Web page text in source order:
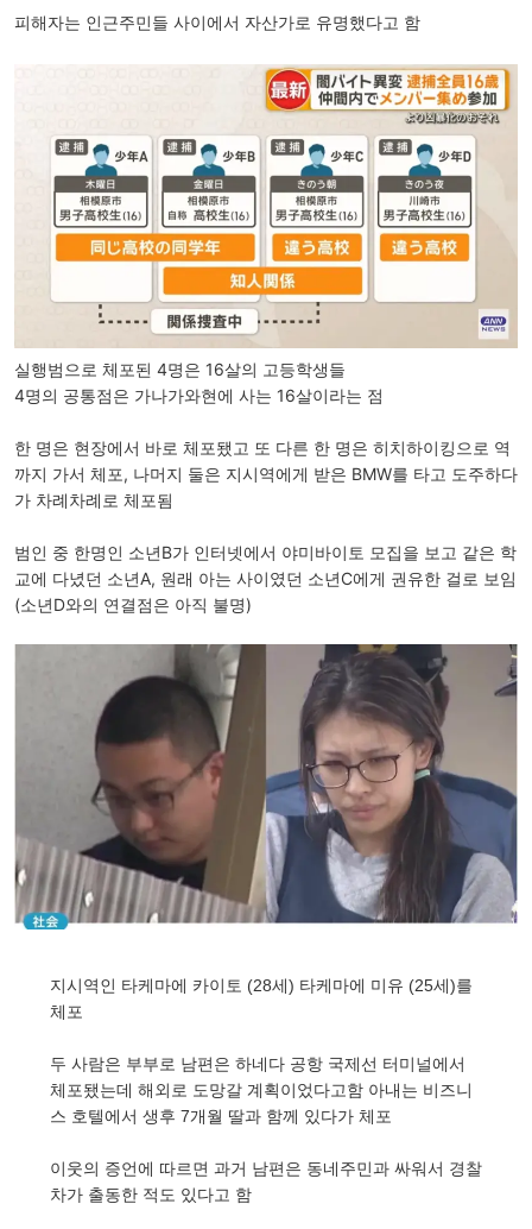
피해자는 인근주민들 사이에서 자산가로 유명했다고 함
실행범으로 체포된 4명은 16살의 고등학생들
4명의 공통점은 가나가와현에 사는 16살이라는 점
한 명은 현장에서 바로 체포됐고 또 다른 한 명은 히치하이킹으로 역
까지 가서 체포, 나머지 둘은 지시역에게 받은 BMW를 타고 도주하다
가 차례차례로 체포됨
범인 중 한명인 소년B가 인터넷에서 야미바이토 모집을 보고 같은 학
교에 다녔던 소년A, 원래 아는 사이였던 소년C에게 권유한 걸로 보임
(소년D와의 연결점은 아직 불명)
지시역인 타케마에 카이토 (28세) 타케마에 미유 (25세)를
체포
두 사람은 부부로 남편은 하네다 공항 국제선 터미널에서
체포됐는데 해외로 도망갈 계획이었다고함 아내는 비즈니
스 호텔에서 생후 7개월 딸과 함께 있다가 체포
이웃의 증언에 따르면 과거 남편은 동네주민과 싸워서 경찰
차가 출동한 적도 있다고 함